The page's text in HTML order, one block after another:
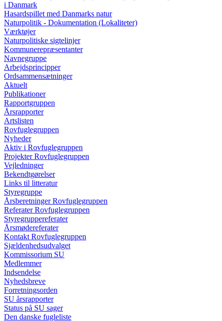
i Danmark
Hasardspillet med Danmarks natur
Naturpolitik - Dokumentation (Lokaliteter)
Værktøjer
Naturpolitiske sigtelinjer
Kommunerepræsentanter
Navnegruppe
Arbejdsprincipper
Ordsammensætninger
Aktuelt
Publikationer
Rapportgruppen
Årsrapporter
Artslisten
Rovfuglegruppen
Nyheder
Aktiv i Rovfuglegruppen
Projekter Rovfuglegruppen
Vejledninger
Bekendtgørelser
Links til litteratur
Styregruppe
Årsberetninger Rovfuglegruppen
Referater Rovfuglegruppen
Styregruppereferater
Årsmødereferater
Kontakt Rovfuglegruppen
Sjældenhedsudvalget
Kommissorium SU
Medlemmer
Indsendelse
Nyhedsbreve
Forretningsorden
SU årsrapporter
Status på SU sager
Den danske fugleliste